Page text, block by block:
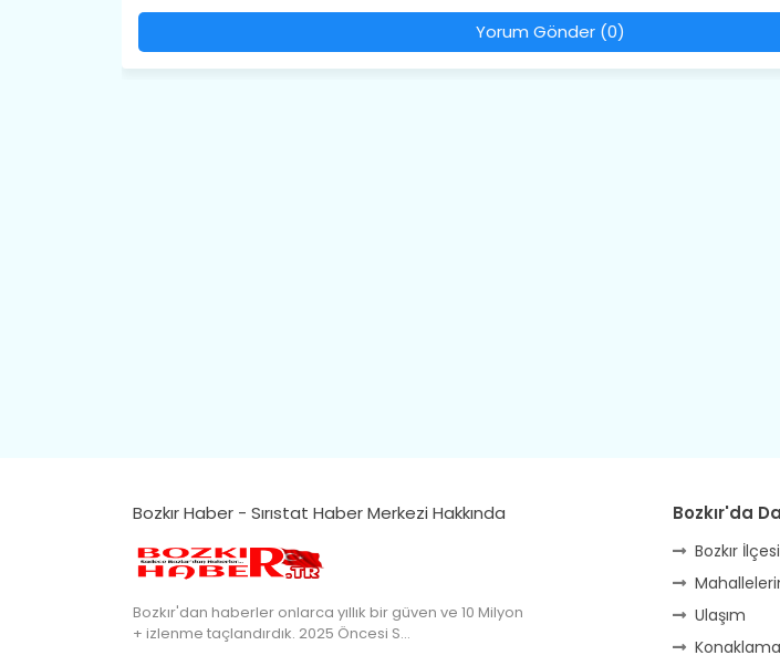
Yorum Gönder (0)
Bozkır Haber - Sırıstat Haber Merkezi Hakkında
Bozkır'dan haberler onlarca yıllık bir güven ve 10 Milyon
+ izlenme taçlandırdık. 2025 Öncesi S…
Bozkır'da
Bozkır İlçesi
Ulaşım
Konaklama